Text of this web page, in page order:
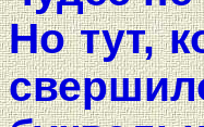
Но тут,